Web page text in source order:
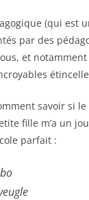
(qui est
par des
et
savoir si
fille m’a un
parfait :